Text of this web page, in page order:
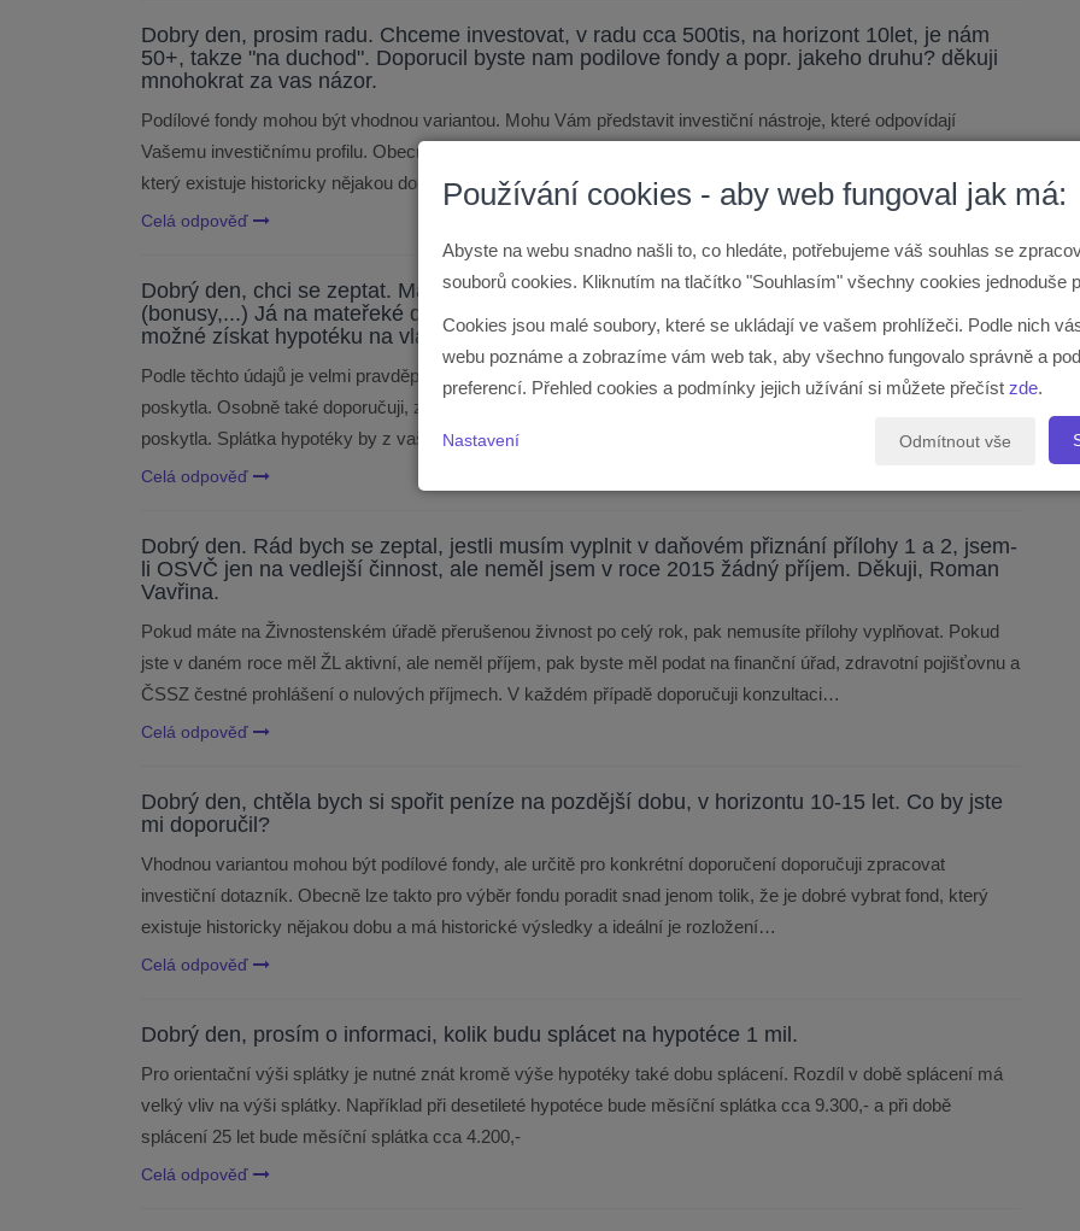
Dobry den, prosim radu. Chceme investovat, v radu cca 500tis, na horizont 10let, je nám
50+, takze "na duchod". Doporucil byste nam podilove fondy a popr. jakeho druhu? děkuji
mnohokrat za vas názor.
Podílové fondy mohou být vhodnou variantou. Mohu Vám představit investiční nástroje, které odpovídají
Vašemu investičnímu profilu. Obecně lze takto pro výběr fondu poradit snad jenom tolik, že je dobré vybrat fond,
který existuje historicky nějakou dobu a má historické výsledky a ideální je…
Celá odpověď
Dobrý den, chci se zeptat. Manžel má příjem kolem 22.000,-Kč čistého,někdy víc
(bonusy,...) Já na mateřeké dovolené s 2 dítětem. Máme 2 úvěry v částce cca 250.tis.Kč, je
možné získat hypotéku na vlastní bydlení (3mil.Kč),děkuji
Podle těchto údajů je velmi pravděpodobné, že nenajdeme na trhu banku, která by takto vysokou hypotéku
poskytla. Osobně také doporučuji, zda je vůbec vhodné se do tak vysoké hypotéky pouštět, i kdyby ji banka
poskytla. Splátka hypotéky by z vašich příjmů ukrojila podstatnou část.
Celá odpověď
Dobrý den. Rád bych se zeptal, jestli musím vyplnit v daňovém přiznání přílohy 1 a 2, jsem-
li OSVČ jen na vedlejší činnost, ale neměl jsem v roce 2015 žádný příjem. Děkuji, Roman
Vavřina.
Pokud máte na Živnostenském úřadě přerušenou živnost po celý rok, pak nemusíte přílohy vyplňovat. Pokud
jste v daném roce měl ŽL aktivní, ale neměl příjem, pak byste měl podat na finanční úřad, zdravotní pojišťovnu a
ČSSZ čestné prohlášení o nulových příjmech. V každém případě doporučuji konzultaci…
Celá odpověď
Dobrý den, chtěla bych si spořit peníze na pozdější dobu, v horizontu 10-15 let. Co by jste
mi doporučil?
Vhodnou variantou mohou být podílové fondy, ale určitě pro konkrétní doporučení doporučuji zpracovat
investiční dotazník. Obecně lze takto pro výběr fondu poradit snad jenom tolik, že je dobré vybrat fond, který
existuje historicky nějakou dobu a má historické výsledky a ideální je rozložení…
Celá odpověď
Dobrý den, prosím o informaci, kolik budu splácet na hypotéce 1 mil.
Pro orientační výši splátky je nutné znát kromě výše hypotéky také dobu splácení. Rozdíl v době splácení má
velký vliv na výši splátky. Například při desetileté hypotéce bude měsíční splátka cca 9.300,- a při době
splácení 25 let bude měsíční splátka cca 4.200,-
Celá odpověď
Používání cookies - aby web fungoval jak má:
Abyste na webu snadno našli to, co hledáte, potřebujeme váš souhlas se
souborů cookies. Kliknutím na tlačítko "Souhlasím" všechny cookies jednoduše
Cookies jsou malé soubory, které se ukládají ve vašem prohlížeči. Podle nich
webu poznáme a zobrazíme vám web tak, aby všechno fungovalo správně a
preferencí. Přehled cookies a podmínky jejich užívání si můžete přečíst zde.
Nastavení Odmítnout vše